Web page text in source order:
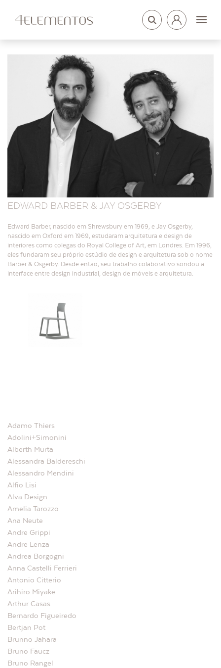
EDWARD BARBER & JAY OSGERBY
Edward Barber, nascido em Shrewsbury em 1969, e Jay Osgerby,
nascido em Oxford em 1969, estudaram arquitetura e design de
interiores como colegas do Royal College of Art, em Londres. Em 1996,
eles fundaram seu próprio estúdio de design e arquitetura sob o nome
Barber & Osgerby. Desde então, seu trabalho colaborativo sondou a
interface entre design industrial, design de móveis e arquitetura.
Adamo Thiers
Adolini+Simonini
Alberth Murta
Alessandra Baldereschi
Alessandro Mendini
Alfio Lisi
Alva Design
Amelia Tarozzo
Ana Neute
Andre Grippi
Andre Lenza
Andrea Borgogni
Anna Castelli Ferrieri
Antonio Citterio
Arihiro Miyake
Arthur Casas
Bernardo Figueiredo
Bertjan Pot
Brunno Jahara
Bruno Faucz
Bruno Rangel
LOGIN
ARQUITETOS